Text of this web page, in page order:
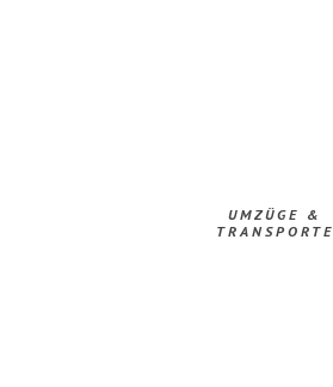
UMZÜGE &
TRANSPORTE